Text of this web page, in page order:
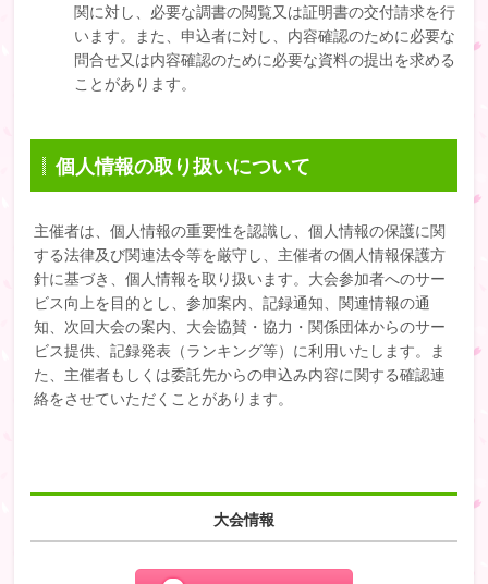
関に対し、必要な調書の閲覧又は証明書の交付請求を行
います。また、申込者に対し、内容確認のために必要な
問合せ又は内容確認のために必要な資料の提出を求める
ことがあります。
個人情報の取り扱いについて
主催者は、個人情報の重要性を認識し、個人情報の保護に関
する法律及び関連法令等を厳守し、主催者の個人情報保護方
針に基づき、個人情報を取り扱います。大会参加者へのサー
ビス向上を目的とし、参加案内、記録通知、関連情報の通
知、次回大会の案内、大会協賛・協力・関係団体からのサー
ビス提供、記録発表（ランキング等）に利用いたします。ま
た、主催者もしくは委託先からの申込み内容に関する確認連
絡をさせていただくことがあります。
大会情報